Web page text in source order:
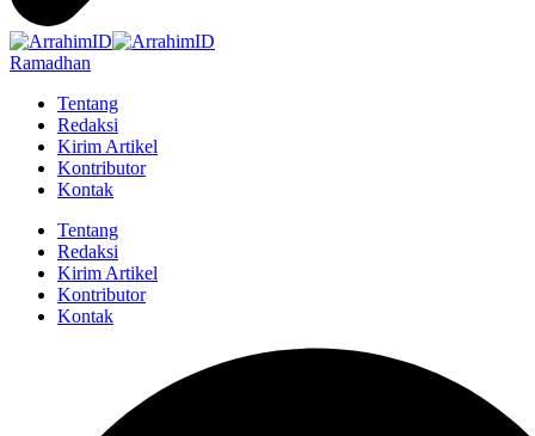
Ramadhan
Tentang
Redaksi
Kirim Artikel
Kontributor
Kontak
Tentang
Redaksi
Kirim Artikel
Kontributor
Kontak